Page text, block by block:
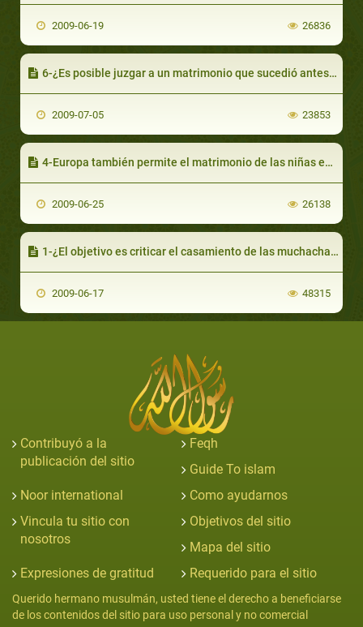
2009-06-19 26836
6-¿Es posible juzgar a un matrimonio que sucedió antes de 1400 años por las leyes del siglo XXI?
2009-07-05 23853
4-Europa también permite el matrimonio de las niñas en edad temprana
2009-06-25 26138
1-¿El objetivo es criticar el casamiento de las muchachas a edad temprana o difamar la imagen del Profeta Muhammad (que la paz y las bendiciones de Allah sean con él) ?
2009-06-17 48315
Contribuyó a la
publicación del sitio
Feqh
Guide To islam
Noor international
Como ayudarnos
Vincula tu sitio con
nosotros
Objetivos del sitio
Mapa del sitio
Expresiones de gratitud
Requerido para el sitio
Querido hermano musulmán, usted tiene el derecho a beneficiarse
de los contenidos del sitio para uso personal y no comercial